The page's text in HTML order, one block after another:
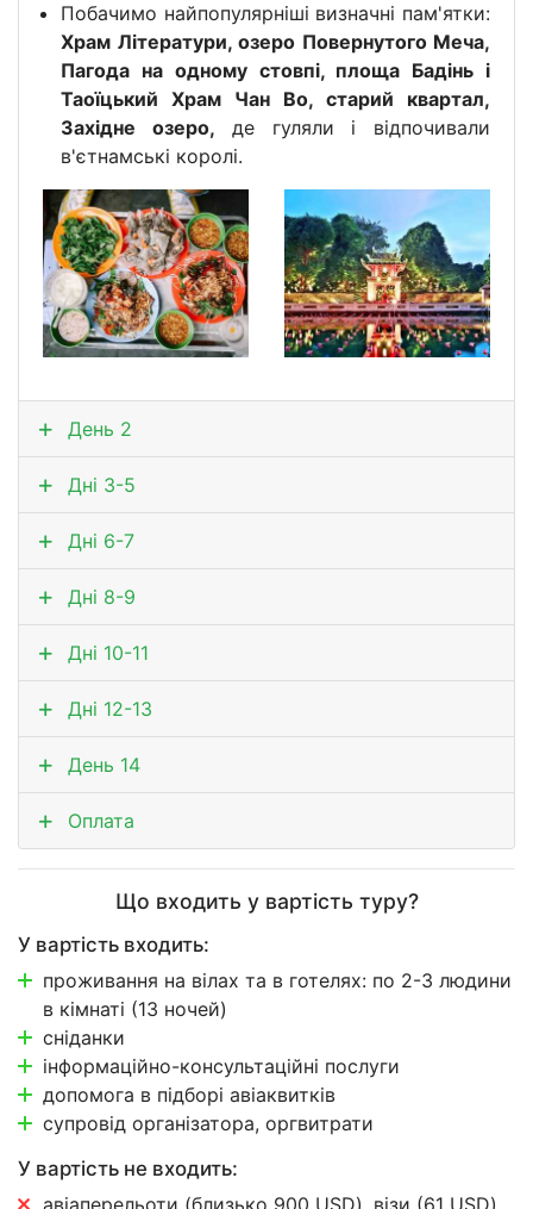
Побачимо найпопулярніші визначні пам'ятки:
Храм Літератури, озеро Повернутого Меча,
Пагода на одному стовпі, площа Бадінь і
Таоїцький Храм Чан Во, старий квартал,
Західне озеро, де гуляли і відпочивали
в'єтнамські королі.
День 2
Дні 3-5
Дні 6-7
Дні 8-9
Дні 10-11
Дні 12-13
День 14
Оплата
Що входить у вартість туру?
У вартість входить:
проживання на вілах та в готелях: по 2-3 людини
в кімнаті (13 ночей)
сніданки
інформаційно-консультаційні послуги
допомога в підборі авіаквитків
супровід організатора, оргвитрати
У вартість не входить: